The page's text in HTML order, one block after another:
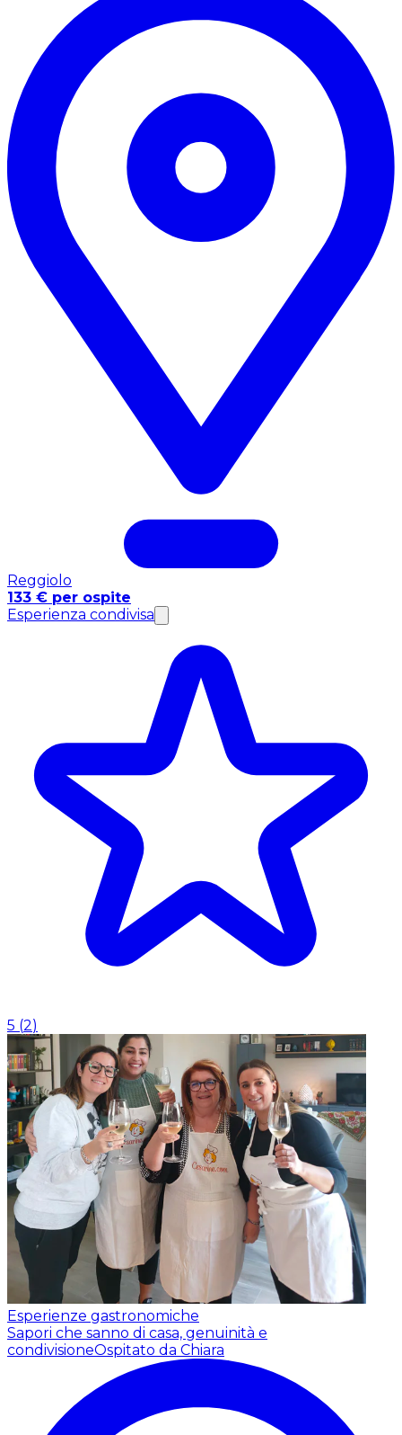
Reggiolo
133 € per ospite
Esperienza condivisa
5 (2)
Esperienze gastronomiche
Sapori che sanno di casa, genuinità e
condivisioneOspitato da Chiara